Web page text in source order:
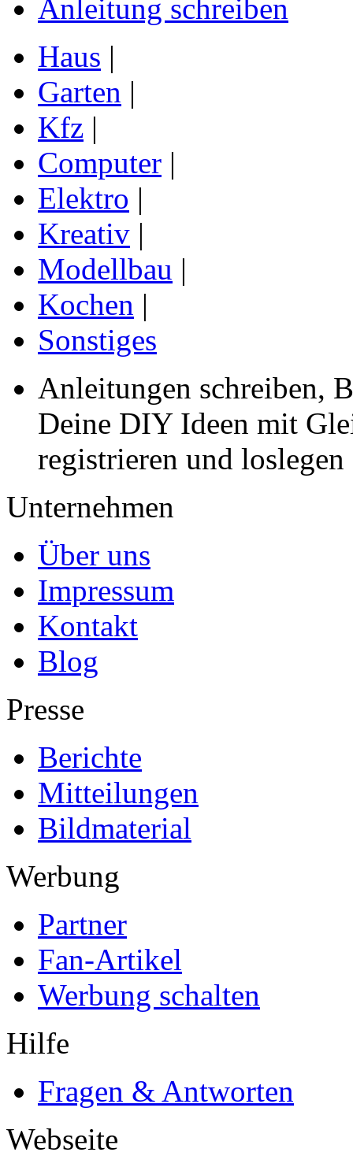
Anleitung schreiben
Haus |
Garten |
Kfz |
Computer |
Elektro |
Kreativ |
Modellbau |
Kochen |
Sonstiges
Anleitungen schreiben,
Deine DIY Ideen mit
registrieren und loslegen
Unternehmen
Über uns
Impressum
Kontakt
Blog
Presse
Berichte
Mitteilungen
Bildmaterial
Werbung
Partner
Fan-Artikel
Werbung schalten
Hilfe
Fragen & Antworten
Webseite